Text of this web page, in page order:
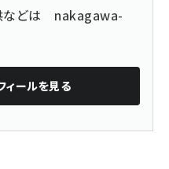
などは nakagawa-
ィールを見る